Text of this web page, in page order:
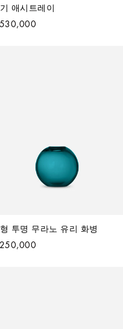
애시트레이
투명 무라노 유리 화병